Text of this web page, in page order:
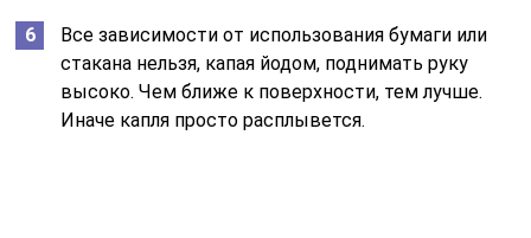
Все зависимости от использования бумаги или
стакана нельзя, капая йодом, поднимать руку
высоко. Чем ближе к поверхности, тем лучше.
Иначе капля просто расплывется.